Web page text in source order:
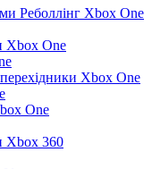
Реболлінг Xbox One
Xbox One
Xbox One
One
Xbox 360